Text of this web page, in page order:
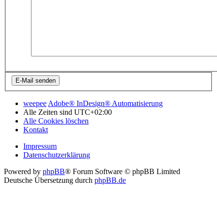
weepeeAdobe® InDesign® Automatisierung
Alle Zeiten sind UTC+02:00
Alle Cookies löschen
Kontakt
Impressum
Datenschutzerklärung
Powered by phpBB® Forum Software © phpBB Limited
Deutsche Übersetzung durch phpBB.de